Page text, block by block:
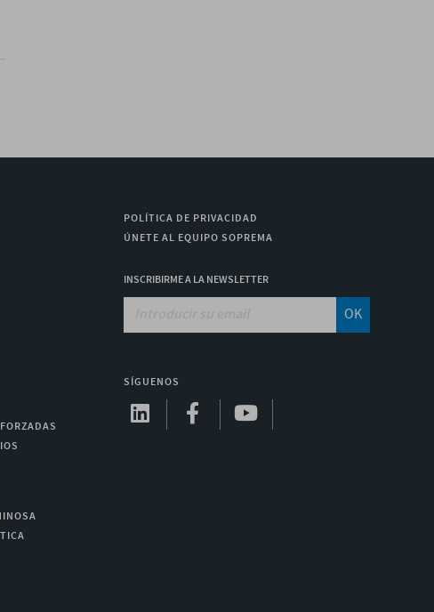
POLÍTICA DE PRIVACIDAD
ÚNETE AL EQUIPO SOPREMA
INSCRIBIRME A LA NEWSLETTER
OK
SÍGUENOS